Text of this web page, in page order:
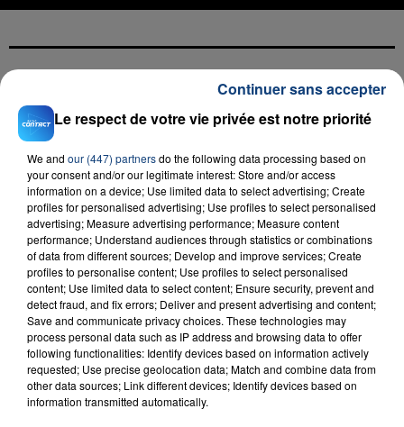
23 juillet 2026
INCENDIE MORTEL À LENS : UNE FEMME ET
SON BÉBÉ ENTRE LA VIE ET LA...
Un homme s'est immolé par le feu après avoir
aspergé sa compagne et leur bébé de trois mois
d'un liquide inflammable.
Le respect de votre vie privée est notre priorité
We and our (447) partnersdo the following data processing based on
your consent and/or our legitimate interest: Store and/or access
information on a device; Use limited data to select advertising; Create
profiles for personalised advertising; Use profiles to select personalised
advertising; Measure advertising performance; Measure content
performance; Understand audiences through statistics or combinations
of data from different sources; Develop and improve services; Create
profiles to personalise content; Use profiles to select personalised
content; Use limited data to select content; Ensure security, prevent and
detect fraud, and fix errors; Deliver and present advertising and content;
Save and communicate privacy choices. These technologies may
process personal data such as IP address and browsing data to offer
following functionalities: Identify devices based on information actively
requested; Use precise geolocation data; Match and combine data from
other data sources; Link different devices; Identify devices based on
information transmitted automatically.
Continuer sans accepter